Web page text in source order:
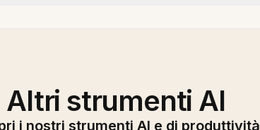
Altri strumenti AI
i nostri strumenti AI e di produttività